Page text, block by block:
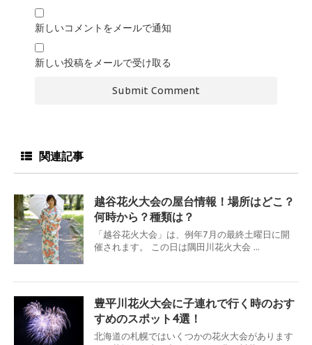
新しいコメントをメールで通知
新しい投稿をメールで受け取る
関連記事
越谷花火大会の屋台情報！場所はどこ？
何時から？種類は？
「越谷花火大会」は、例年7月の最終土曜日に開
催されます。 この日は隅田川花火大会 ...
豊平川花火大会に子連れで行く時のおす
すめのスポット4選！
北海道の札幌ではいくつかの花火大会があります